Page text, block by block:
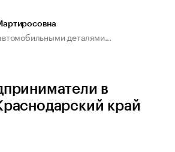
деталями...
в
край